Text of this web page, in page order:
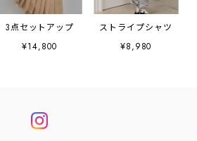
3点セットアップ
¥14,800
ストライプシャツ
¥8,980